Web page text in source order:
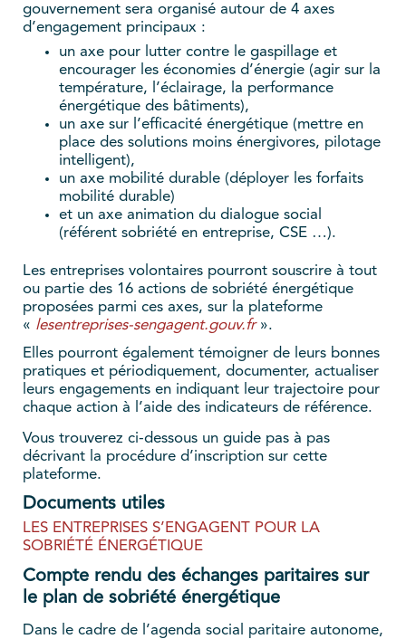
gouvernement sera organisé autour de 4 axes
d’engagement principaux :
un axe pour lutter contre le gaspillage et
encourager les économies d’énergie (agir sur la
température, l’éclairage, la performance
énergétique des bâtiments),
un axe sur l’efficacité énergétique (mettre en
place des solutions moins énergivores, pilotage
intelligent),
un axe mobilité durable (déployer les forfaits
mobilité durable)
et un axe animation du dialogue social
(référent sobriété en entreprise, CSE …).
Les entreprises volontaires pourront souscrire à tout
ou partie des 16 actions de sobriété énergétique
proposées parmi ces axes, sur la plateforme
« lesentreprises-sengagent.gouv.fr ».
Elles pourront également témoigner de leurs bonnes
pratiques et périodiquement, documenter, actualiser
leurs engagements en indiquant leur trajectoire pour
chaque action à l’aide des indicateurs de référence.
Vous trouverez ci-dessous un guide pas à pas
décrivant la procédure d’inscription sur cette
plateforme.
Documents utiles
LES ENTREPRISES S’ENGAGENT POUR LA
SOBRIÉTÉ ÉNERGÉTIQUE
Compte rendu des échanges paritaires sur
le plan de sobriété énergétique
Dans le cadre de l’agenda social paritaire autonome,